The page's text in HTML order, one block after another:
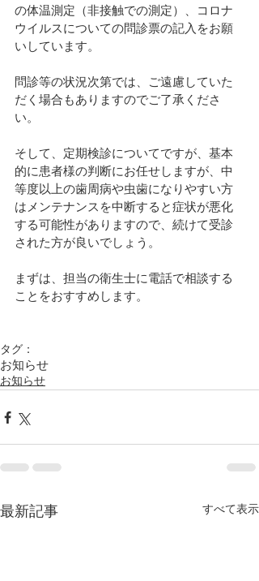
の体温測定（非接触での測定）、コロナ
ウイルスについての問診票の記入をお願
いしています。
問診等の状況次第では、ご遠慮していた
だく場合もありますのでご了承くださ
い。
そして、定期検診についてですが、基本
的に患者様の判断にお任せしますが、中
等度以上の歯周病や虫歯になりやすい方
はメンテナンスを中断すると症状が悪化
する可能性がありますので、続けて受診
された方が良いでしょう。
まずは、担当の衛生士に電話で相談する
ことをおすすめします。
タグ：
お知らせ
お知らせ
最新記事 すべて表示